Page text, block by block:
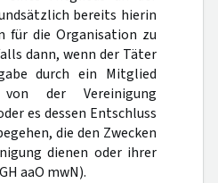
bereits hierin
für die Organisation zu
dann, wenn der Täter
durch ein Mitglied
der Vereinigung
es dessen Entschluss
die den Zwecken
dienen oder ihrer
aaO mwN).